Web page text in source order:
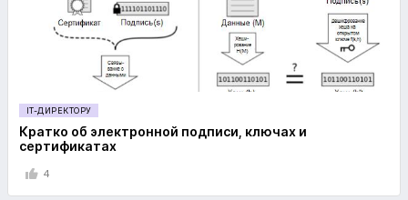
IT-ДИРЕКТОРУ
Кратко об электронной подписи, ключах и
сертификатах
4